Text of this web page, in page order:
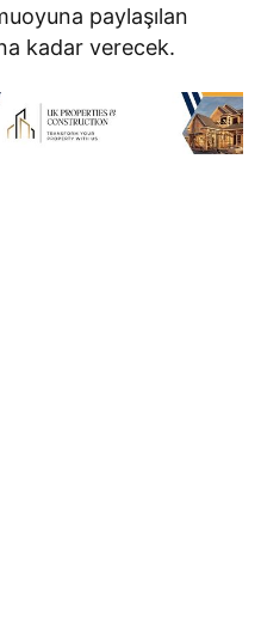
paylaşılan
kadar verecek.